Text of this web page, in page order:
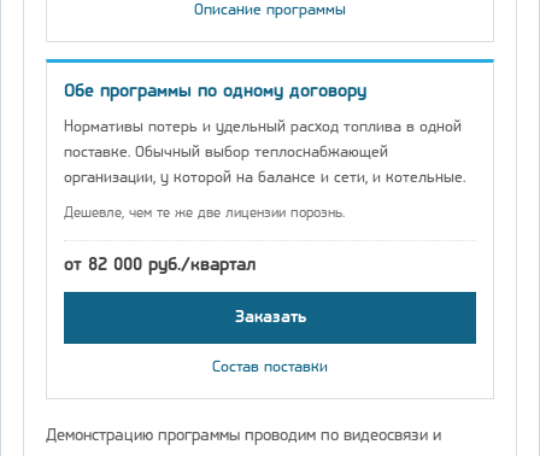
Описание программы
Обе программы по одному договору
Нормативы потерь и удельный расход топлива в одной
поставке. Обычный выбор теплоснабжающей
организации, у которой на балансе и сети, и котельные.
Дешевле, чем те же две лицензии порознь.
от 82 000 руб./квартал
Заказать
Состав поставки
Демонстрацию программы проводим по видеосвязи и